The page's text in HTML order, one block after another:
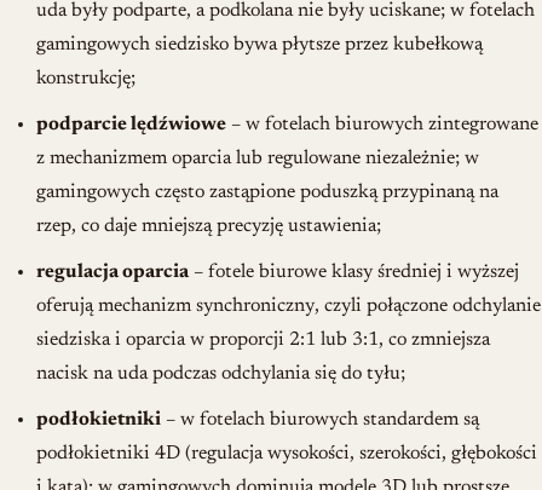
uda były podparte, a podkolana nie były uciskane; w fotelach
gamingowych siedzisko bywa płytsze przez kubełkową
konstrukcję;
podparcie lędźwiowe – w fotelach biurowych zintegrowane
z mechanizmem oparcia lub regulowane niezależnie; w
gamingowych często zastąpione poduszką przypinaną na
rzep, co daje mniejszą precyzję ustawienia;
regulacja oparcia– fotele biurowe klasy średniej i wyższej
oferują mechanizm synchroniczny, czyli połączone odchylanie
siedziska i oparcia w proporcji 2:1 lub 3:1, co zmniejsza
nacisk na uda podczas odchylania się do tyłu;
podłokietniki – w fotelach biurowych standardem są
podłokietniki 4D (regulacja wysokości, szerokości, głębokości